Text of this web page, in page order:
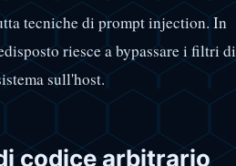
tecniche di prompt injection. In
riesce a bypassare i filtri di
sull'host.
codice arbitrario